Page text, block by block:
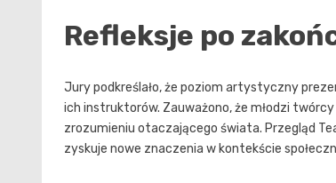
Refleksje po
Jury podkreślało, że poziom artystyczny
ich instruktorów. Zauważono, że młodzi
zrozumieniu otaczającego świata. Przegląd
zyskuje nowe znaczenia w kontekście